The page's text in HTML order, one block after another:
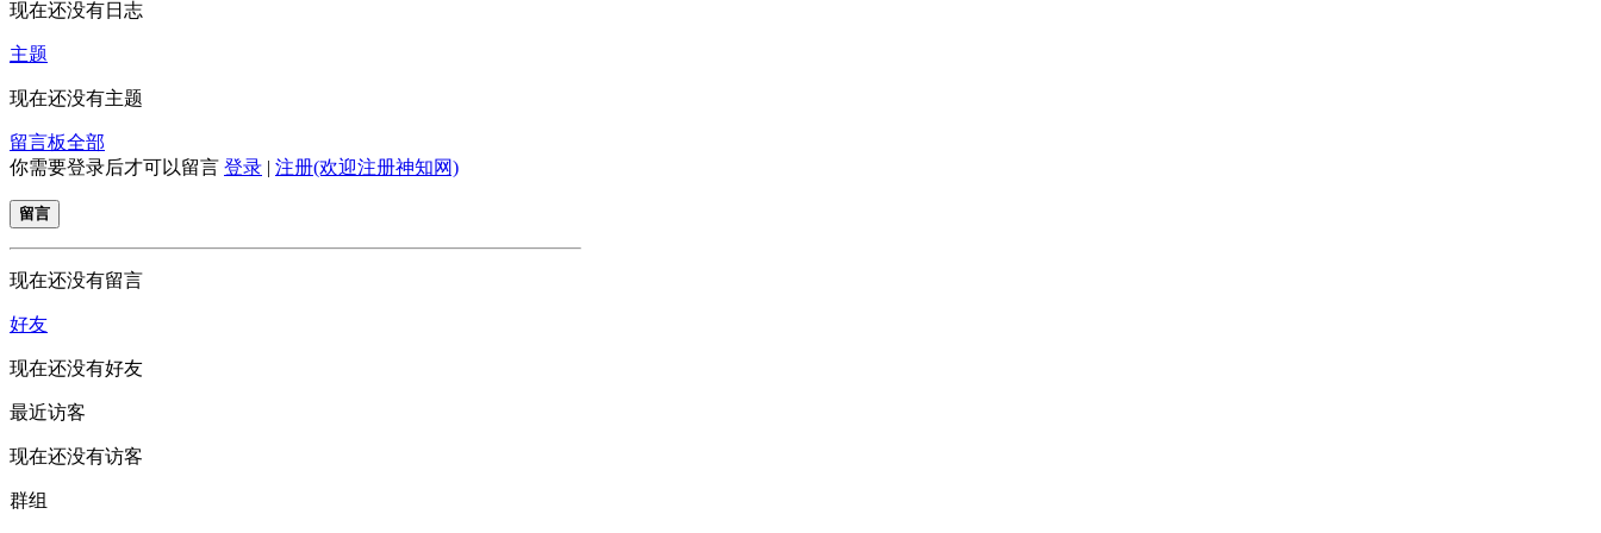
现在还没有日志
主题
现在还没有主题
留言板全部
你需要登录后才可以留言 登录 | 注册(欢迎注册神知网)
留言
现在还没有留言
好友
现在还没有好友
最近访客
现在还没有访客
群组